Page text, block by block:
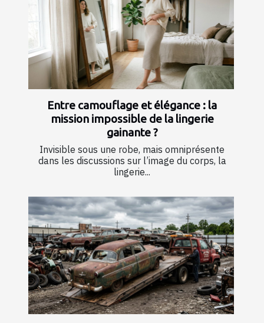
Entre camouflage et élégance : la
mission impossible de la lingerie
gainante ?
Invisible sous une robe, mais omniprésente
dans les discussions sur l’image du corps, la
lingerie...